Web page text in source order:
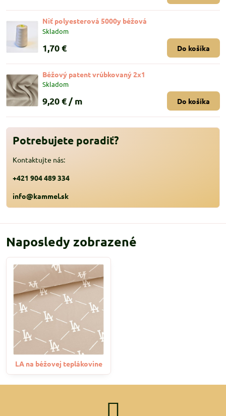
Niť polyesterová 5000y béžová
Skladom
1,70 € Do košíka
Béžový patent vrúbkovaný 2x1
Skladom
9,20 € / m Do košíka
Potrebujete poradiť?
Kontaktujte nás:
+421 904 489 334
info@kammel.sk
Naposledy zobrazené
LA na béžovej teplákovine